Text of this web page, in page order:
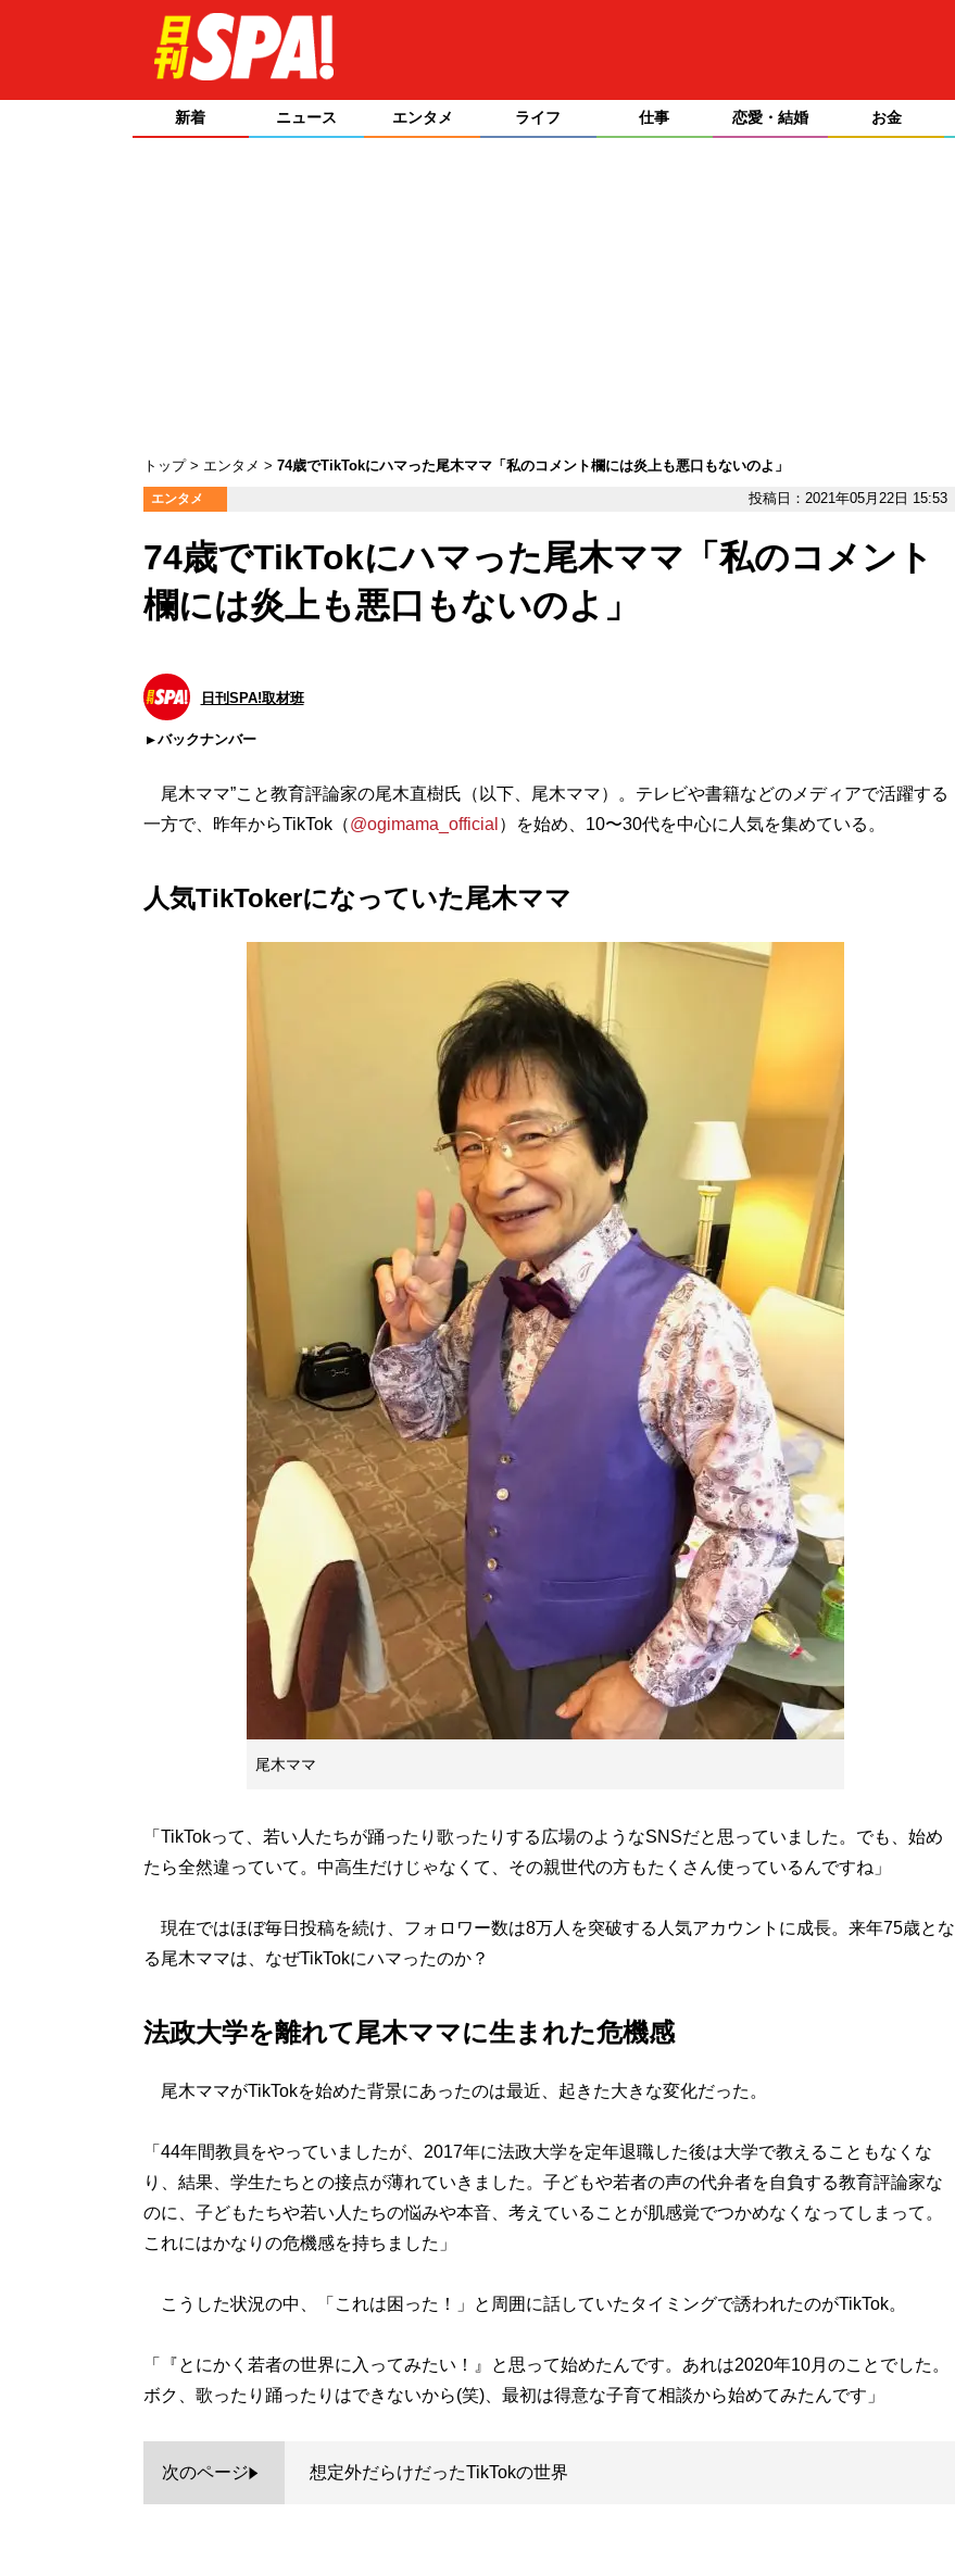
新着 ニュース エンタメ ライフ 仕事 恋愛・結婚 お金
トップ エンタメ 74歳でTikTokにハマった尾木ママ「私のコメント欄には炎上も悪口もないのよ」
エンタメ 投稿日：2021年05月22日 15:53
74歳でTikTokにハマった尾木ママ「私のコメント
欄には炎上も悪口もないのよ」
日刊SPA!取材班
バックナンバー
尾木ママ”こと教育評論家の尾木直樹氏（以下、尾木ママ）。テレビや書籍などのメディアで活躍する
一方で、昨年からTikTok（@ogimama_official ）を始め、10〜30代を中心に人気を集めている。
人気TikTokerになっていた尾木ママ
尾木ママ
「TikTokって、若い人たちが踊ったり歌ったりする広場のようなSNSだと思っていました。でも、始め
たら全然違っていて。中高生だけじゃなくて、その親世代の方もたくさん使っているんですね」
現在ではほぼ毎日投稿を続け、フォロワー数は8万人を突破する人気アカウントに成長。来年75歳とな
る尾木ママは、なぜTikTokにハマったのか？
法政大学を離れて尾木ママに生まれた危機感
尾木ママがTikTokを始めた背景にあったのは最近、起きた大きな変化だった。
「44年間教員をやっていましたが、2017年に法政大学を定年退職した後は大学で教えることもなくな
り、結果、学生たちとの接点が薄れていきました。子どもや若者の声の代弁者を自負する教育評論家な
のに、子どもたちや若い人たちの悩みや本音、考えていることが肌感覚でつかめなくなってしまって。
これにはかなりの危機感を持ちました」
こうした状況の中、「これは困った！」と周囲に話していたタイミングで誘われたのがTikTok。
「『とにかく若者の世界に入ってみたい！』と思って始めたんです。あれは2020年10月のことでした。
ボク、歌ったり踊ったりはできないから(笑)、最初は得意な子育て相談から始めてみたんです」
次のページ 想定外だらけだったTikTokの世界